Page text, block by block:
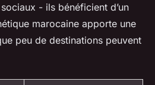
- ils bénéficient d’un
marocaine apporte une
peu de destinations peuvent